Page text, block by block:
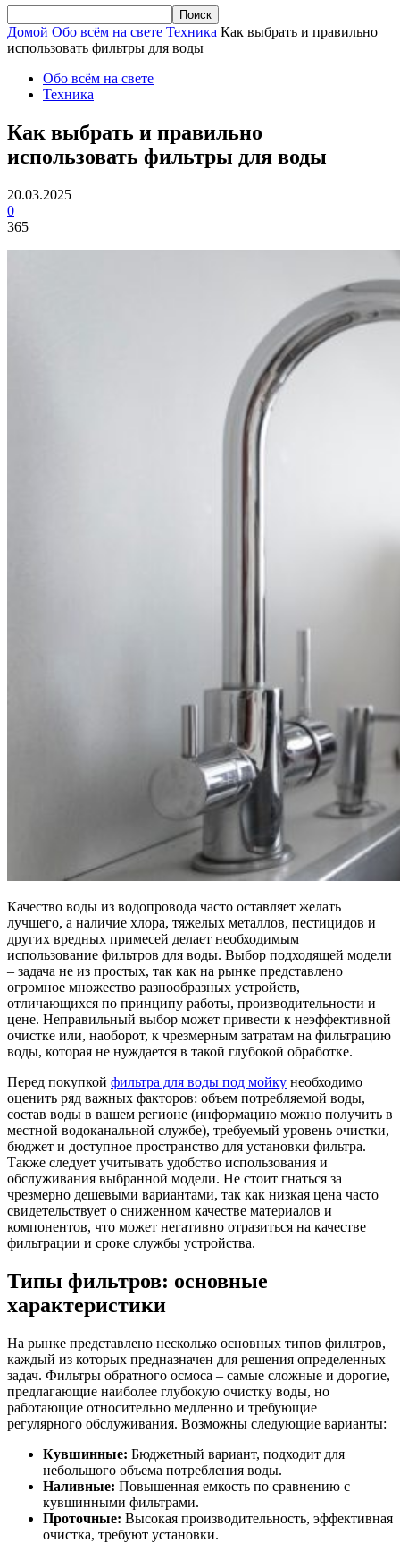
Домой Обо всём на свете Техника Как выбрать и правильно
использовать фильтры для воды
Обо всём на свете
Техника
Как выбрать и правильно
использовать фильтры для воды
20.03.2025
0
365
Качество воды из водопровода часто оставляет желать
лучшего, а наличие хлора, тяжелых металлов, пестицидов и
других вредных примесей делает необходимым
использование фильтров для воды. Выбор подходящей модели
– задача не из простых, так как на рынке представлено
огромное множество разнообразных устройств,
отличающихся по принципу работы, производительности и
цене. Неправильный выбор может привести к неэффективной
очистке или, наоборот, к чрезмерным затратам на фильтрацию
воды, которая не нуждается в такой глубокой обработке.
Перед покупкой фильтра для воды под мойку необходимо
оценить ряд важных факторов: объем потребляемой воды,
состав воды в вашем регионе (информацию можно получить в
местной водоканальной службе), требуемый уровень очистки,
бюджет и доступное пространство для установки фильтра.
Также следует учитывать удобство использования и
обслуживания выбранной модели. Не стоит гнаться за
чрезмерно дешевыми вариантами, так как низкая цена часто
свидетельствует о сниженном качестве материалов и
компонентов, что может негативно отразиться на качестве
фильтрации и сроке службы устройства.
Типы фильтров: основные
характеристики
На рынке представлено несколько основных типов фильтров,
каждый из которых предназначен для решения определенных
задач. Фильтры обратного осмоса – самые сложные и дорогие,
предлагающие наиболее глубокую очистку воды, но
работающие относительно медленно и требующие
регулярного обслуживания. Возможны следующие варианты:
Кувшинные: Бюджетный вариант, подходит для
небольшого объема потребления воды.
Наливные: Повышенная емкость по сравнению с
кувшинными фильтрами.
Проточные: Высокая производительность, эффективная
очистка, требуют установки.